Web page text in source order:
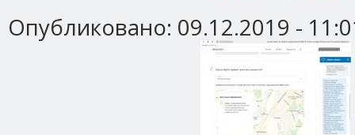
Опубликовано: 09.12.2019 -